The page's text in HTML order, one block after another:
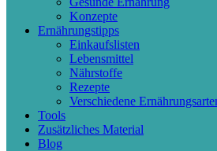
Konzepte
Ernährungstipps
Einkaufslisten
Lebensmittel
Nährstoffe
Rezepte
Verschiedene
Tools
Zusätzliches Material
Blog